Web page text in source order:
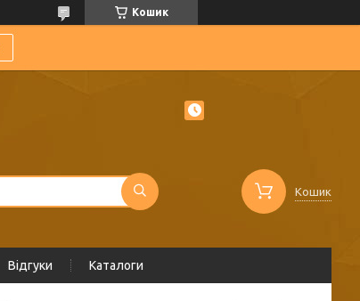
Кошик
Кошик
Відгуки Каталоги